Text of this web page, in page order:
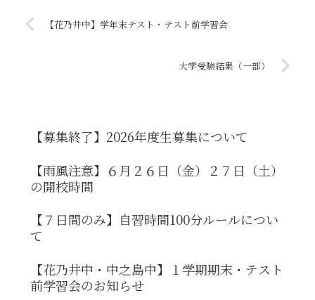
【花乃井中】学年末テスト・テスト前学習会
大学受験結果（一部）
【募集終了】2026年度生募集について
【雨風注意】６月２６日（金）２７日（土）
の開校時間
【７日間のみ】自習時間100分ルールについ
て
【花乃井中・中之島中】１学期期末・テスト
前学習会のお知らせ